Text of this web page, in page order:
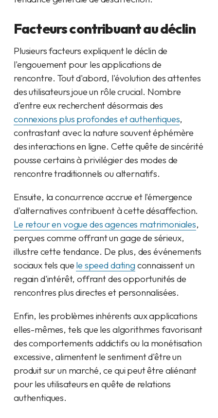
Facteurs contribuant au déclin
Plusieurs facteurs expliquent le déclin de
l'engouement pour les applications de
rencontre. Tout d'abord, l'évolution des attentes
des utilisateurs joue un rôle crucial. Nombre
d'entre eux recherchent désormais des
connexions plus profondes et authentiques,
contrastant avec la nature souvent éphémère
des interactions en ligne. Cette quête de sincérité
pousse certains à privilégier des modes de
rencontre traditionnels ou alternatifs.
Ensuite, la concurrence accrue et l'émergence
d'alternatives contribuent à cette désaffection.
Le retour en vogue des agences matrimoniales,
perçues comme offrant un gage de sérieux,
illustre cette tendance. De plus, des événements
sociaux tels que le speed dating connaissent un
regain d'intérêt, offrant des opportunités de
rencontres plus directes et personnalisées.
Enfin, les problèmes inhérents aux applications
elles-mêmes, tels que les algorithmes favorisant
des comportements addictifs ou la monétisation
excessive, alimentent le sentiment d'être un
produit sur un marché, ce qui peut être aliénant
pour les utilisateurs en quête de relations
authentiques.